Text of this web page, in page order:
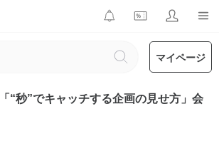
マイページ
“秒”でキャッチする企画の見せ方」会